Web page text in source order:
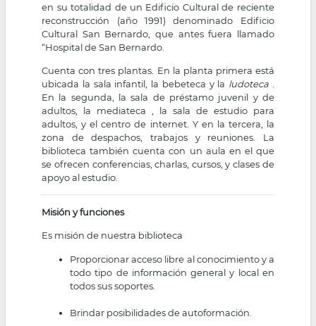
en su totalidad de un Edificio Cultural de reciente
reconstrucción (año 1991) denominado Edificio
Cultural San Bernardo, que antes fuera llamado
“Hospital de San Bernardo.
Cuenta con tres plantas. En la planta primera está
ubicada la sala infantil, la bebeteca y la ludoteca
En la segunda, la sala de préstamo juvenil y de
adultos, la mediateca , la sala de estudio para
adultos, y el centro de internet. Y en la tercera, la
zona de despachos, trabajos y reuniones. La
biblioteca también cuenta con un aula en el que
se ofrecen conferencias, charlas, cursos, y clases de
apoyo al estudio.
Misión y funciones
Es misión de nuestra biblioteca
Proporcionar acceso libre al conocimiento y a
todo tipo de información general y local en
todos sus soportes.
Brindar posibilidades de autoformación.